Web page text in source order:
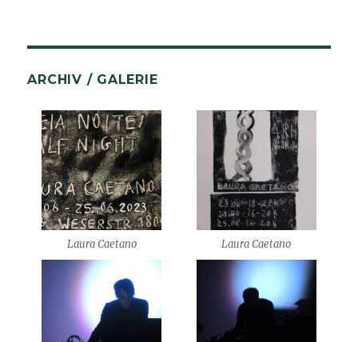
ARCHIV / GALERIE
Laura Caetano Laura Caetano